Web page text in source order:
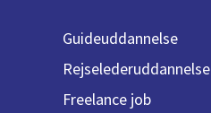
Guideuddannelse
Rejselederuddannelse
Freelance job